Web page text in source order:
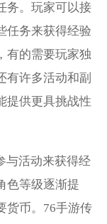
务。玩家可以接
任务来获得经验
有的需要玩家独
有许多活动和副
提供更具挑战性
与活动来获得经
色等级逐渐提
货币。76手游传